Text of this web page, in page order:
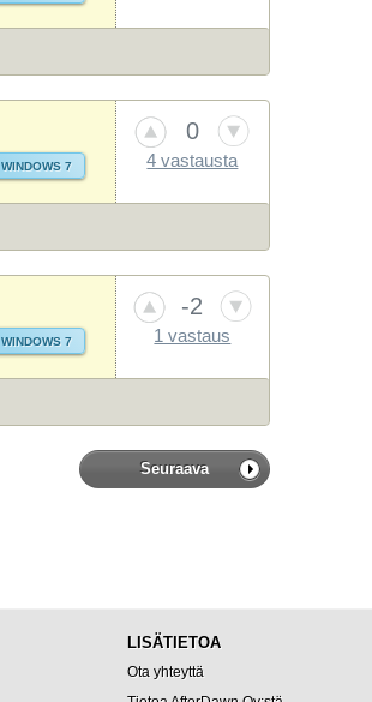
WINDOWS 7
0
4 vastausta
WINDOWS 7
-2
1 vastaus
Seuraava
LISÄTIETOA
Ota yhteyttä